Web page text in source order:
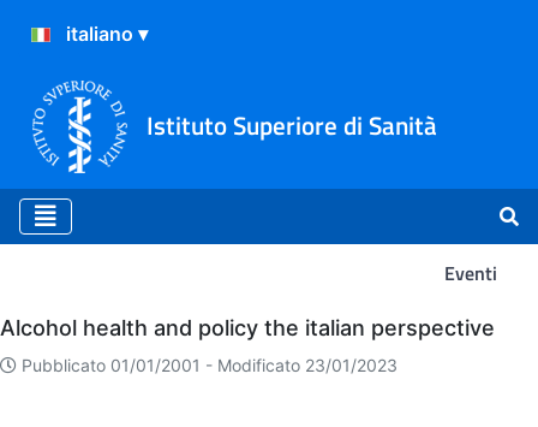
Istituto Superiore di Sanità
Eventi
Eventi
Alcohol health and policy the italian perspective
Pubblicato 01/01/2001 - Modificato 23/01/2023